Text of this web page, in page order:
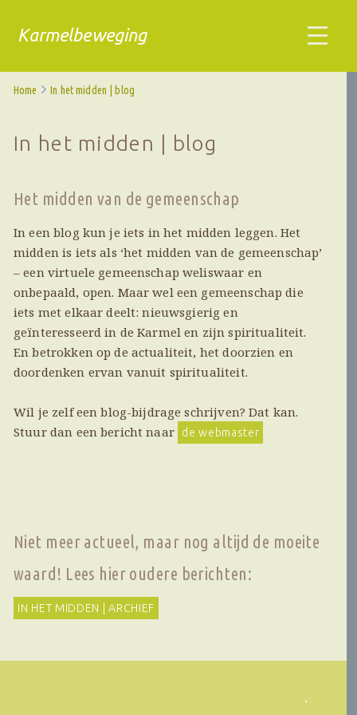
Home In het midden | blog
In het midden | blog
Het midden van de gemeenschap
In een blog kun je iets in het midden leggen. Het
midden is iets als ‘het midden van de gemeenschap’
– een virtuele gemeenschap weliswaar en
onbepaald, open. Maar wel een gemeenschap die
iets met elkaar deelt: nieuwsgierig en
geïnteresseerd in de Karmel en zijn spiritualiteit.
En betrokken op de actualiteit, het doorzien en
doordenken ervan vanuit spiritualiteit.
Wil je zelf een blog-bijdrage schrijven? Dat kan.
Stuur dan een bericht naar
de webmaster
Niet meer actueel, maar nog altijd de moeite
waard! Lees hier oudere berichten:
IN HET MIDDEN | ARCHIEF
Karmelbeweging